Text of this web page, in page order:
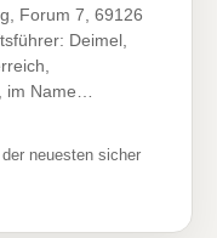
Forum 7, 69126
Deimel,
im Name…
neuesten sicher